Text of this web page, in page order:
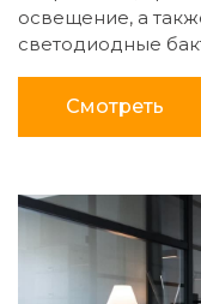
освещение, а
светодиодные
Смотреть